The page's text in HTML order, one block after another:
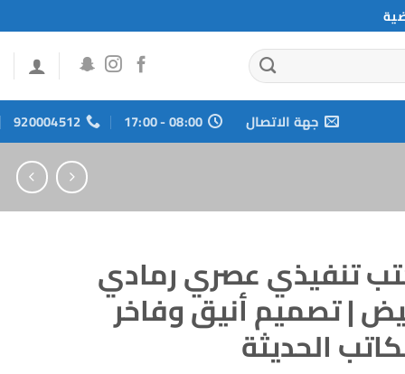
جهة الاتصال 08:00 - 17:00
920004512
تنفيذي عصري رمادي
| تصميم أنيق وفاخر
الحديثة